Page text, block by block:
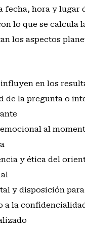
fecha, hora y lugar
lo que se calcula
los aspectos
en los
de la pregunta o
al
y ética del
y disposición
a la